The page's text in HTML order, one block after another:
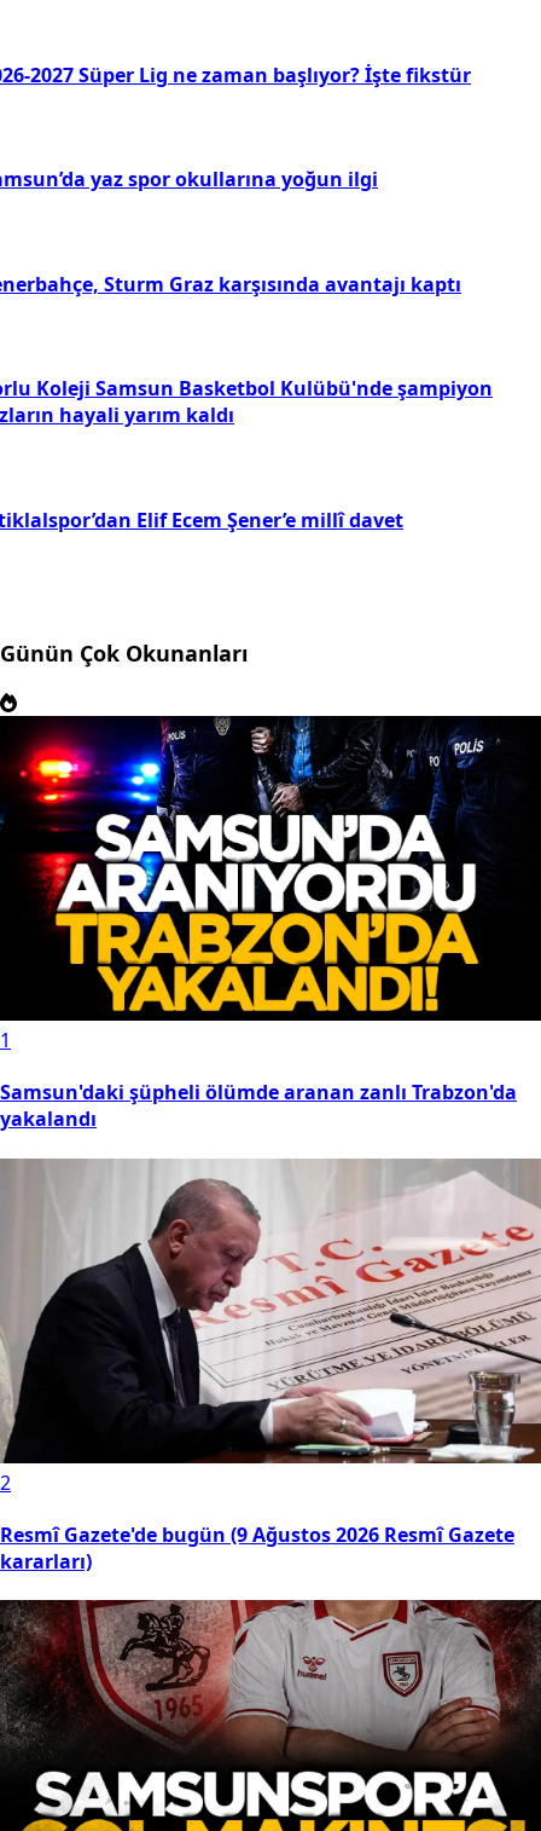
2027 Süper Lig ne zaman başlıyor? İşte fikstür
yaz spor okullarına yoğun ilgi
Sturm Graz karşısında avantajı kaptı
Koleji Samsun Basketbol Kulübü'nde şampiyon
hayali yarım kaldı
Elif Ecem Şener’e millî davet
Günün Çok Okunanları
1
Samsun'daki şüpheli ölümde aranan zanlı Trabzon'da
yakalandı
2
Resmî Gazete'de bugün (9 Ağustos 2026 Resmî Gazete
kararları)